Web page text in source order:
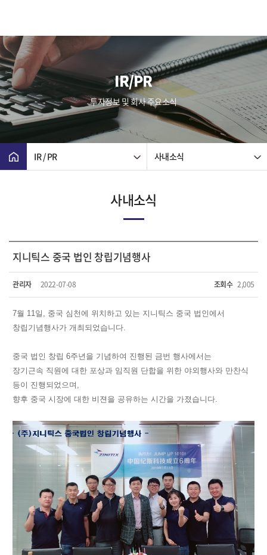
IR/PR
투자정보 및 회사 주요소식
IR / PR 사내소식
사내소식
지니틱스 중국 법인 창립기념행사
관리자 2022-07-08 조회수 2,005
7월 11일, 중국 심천에 위치하고 있는 지니틱스 중국 법인에서
창립기념행사가 개최되었습니다.
중국 법인 창립 6주년을 기념하여 진행된 금번 행사에서는
장기근속 직원에 대한 포상과 임직원 단합을 위한 야외행사와 만찬식
등이 진행되었으며,
향후 중국 시장에 대한 비젼을 공유하는 시간을 가졌습니다.